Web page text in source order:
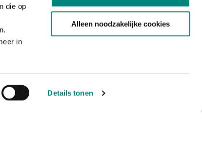
die op
in
Details tonen
Alleen noodzakelijke cookies